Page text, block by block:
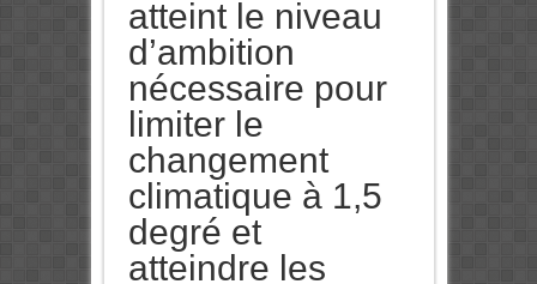
atteint le niveau
d’ambition
nécessaire pour
limiter le
changement
climatique à 1,5
degré et
atteindre les